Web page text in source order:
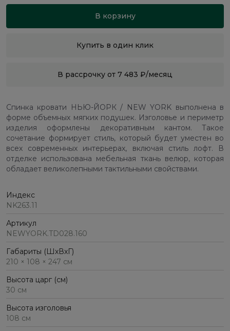
В корзину
Купить в один клик
В рассрочку от 7 483 ₽/месяц
Спинка кровати НЬЮ-ЙОРК / NEW YORK выполнена в
форме объемных мягких подушек. Изголовье и периметр
изделия оформлены декоративным кантом. Такое
сочетание формирует стиль, который будет уместен во
всех современных интерьерах, включая стиль лофт. В
отделке использована мебельная ткань велюр, которая
обладает великолепными тактильными свойствами.
Индекс
NK263.11
Артикул
NEWYORK.TD028.160
Габариты (ШхВхГ)
210 × 108 × 247 см
Высота царг (см)
30 см
Высота изголовья
108 см